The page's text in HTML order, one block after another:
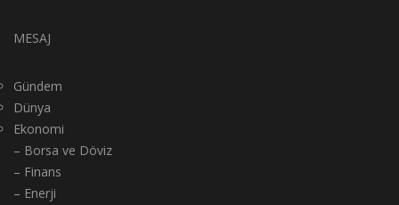
MESAJ
Gündem
Dünya
Ekonomi
– Borsa ve Döviz
– Finans
– Enerji